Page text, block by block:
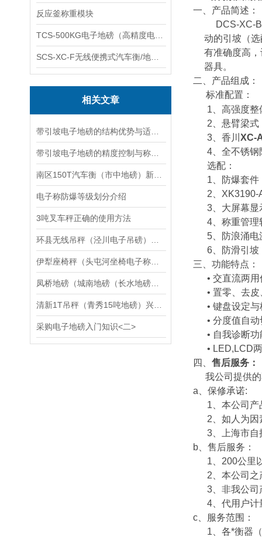
反应釜称重模块
相关文章
电子称防爆等级划分介绍
3吨叉车秤正确的使用方法
采购电子地磅入门知识<二>
一、产品简述：
DCS-XC-B
动的引坡 （选
有准确度高
器具。
二、产品组成：
标准配置：
1
高强度整
2 、悬臂梁
3 、香川 XC-
4 、全不锈
选配：
1 、防爆套
2 、
3 、大屏幕
4 、称重管
5 、防浪涌
6 、防滑引
三、功能特点：
• 交直流两
• 置零、去
• 键盘设定与
• 分度值自
• 自我诊断
• LED,LCD
四、 售后服务：
我公司提供
a 、保修承诺:
1 、本公司
2 、如人为
3 、上海市
b 、售后服务：
1
200公里
2 、本公司
3 、非我公
4 、代用户
c 、服务范围：
1 、各*衡器